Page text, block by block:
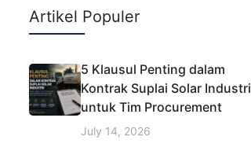
Artikel Populer
5 Klausul Penting dalam
Kontrak Suplai Solar Industri
untuk Tim Procurement
July 14, 2026